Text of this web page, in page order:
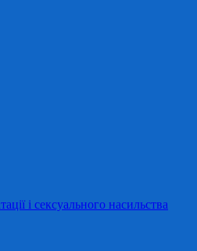
і сексуального насильства